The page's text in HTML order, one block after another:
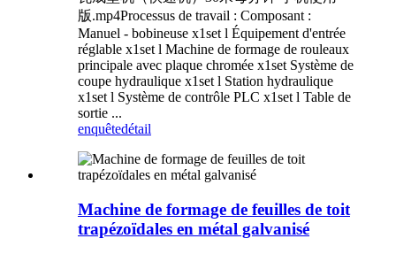
版.mp4Processus de travail : Composant :
Manuel - bobineuse x1set l Équipement d'entrée
réglable x1set l Machine de formage de rouleaux
principale avec plaque chromée x1set Système de
coupe hydraulique x1set l Station hydraulique
x1set l Système de contrôle PLC x1set l Table de
sortie ...
enquêtedétail
Machine de formage de feuilles de toit
trapézoïdales en métal galvanisé